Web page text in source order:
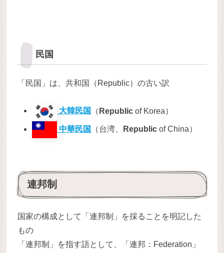
民国
「民国」は、共和国（Republic）の古い訳
大韓民国 （ Republic of Korea）
中華民国 （台湾、 Republic of China）
連邦制
国家の構成として「連邦制」を採ることを明記した
もの
「連邦制」を指す語として、「連邦：Federation」